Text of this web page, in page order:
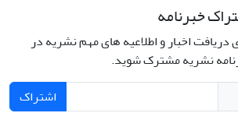
خبرنامه
دریافت اخبار و اطلاعیه های مهم نشریه در
نشریه مشترک شوید.
اشتراک